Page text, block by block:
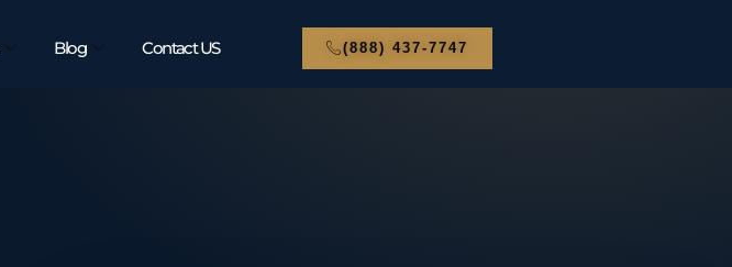
Blog Contact US (888) 437-7747